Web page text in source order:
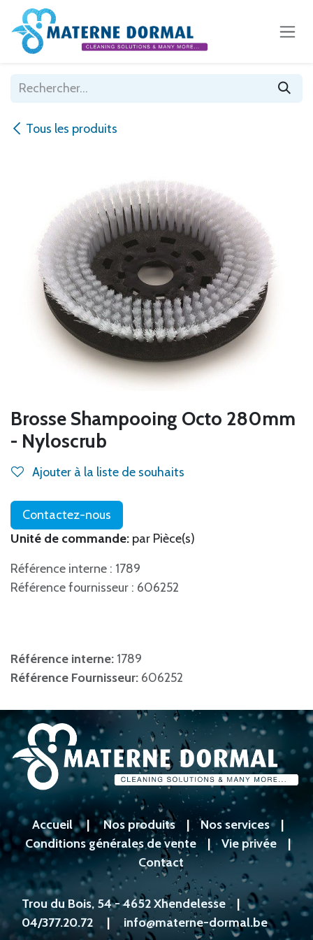
Se rendre au contenu
Tous les produits
Brosse Shampooing Octo 280mm
- Nyloscrub
Ajouter à la liste de souhaits
Contactez-nous
Unité de commande: par Pièce(s)
Référence interne : 1789
Référence fournisseur : 606252
Référence interne: 1789
Référence Fournisseur: 606252
Accueil|Nos produits|Nos services|
Conditions générales de vente | Vie privée |
Contact
Trou du Bois, 54 - 4652 Xhendelesse|
04/377.20.72 |info@materne-dormal.be